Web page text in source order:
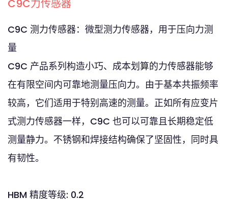
C9C力传感器
C9C 测力传感器：微型测力传感器，用于压向力测
量
C9C 产品系列构造小巧、成本划算的力传感器能够
在有限空间内可靠地测量压向力。由于基本共振频率
较高，它们适用于特别高速的测量。正如所有应变片
式测力传感器一样，C9C 也可以可靠且长期稳定低
测量静力。不锈钢和焊接结构确保了坚固性，同时具
有韧性。
HBM 精度等级: 0.2